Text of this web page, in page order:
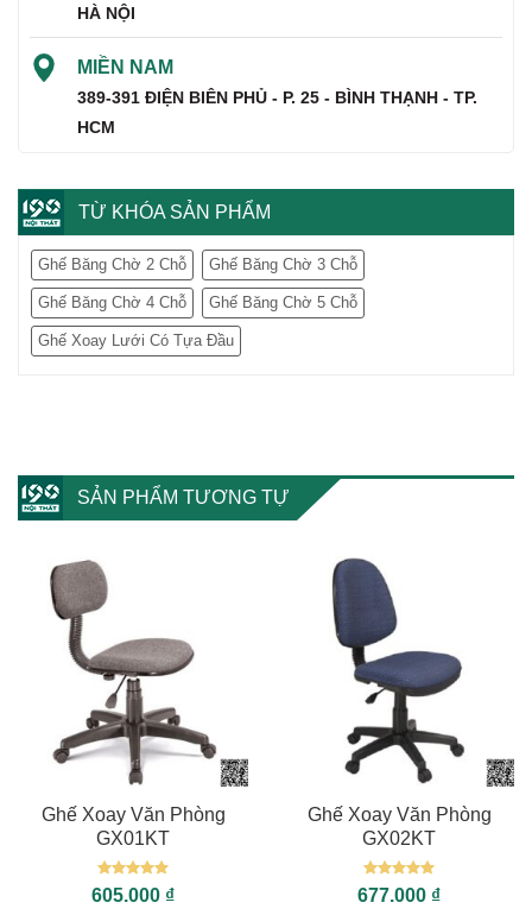
HÀ NỘI
MIỀN NAM
389-391 ĐIỆN BIÊN PHỦ - P. 25 - BÌNH THẠNH - TP.
HCM
TỪ KHÓA SẢN PHẨM
Ghế Băng Chờ 2 Chỗ Ghế Băng Chờ 3 Chỗ
Ghế Băng Chờ 4 Chỗ Ghế Băng Chờ 5 Chỗ
Ghế Xoay Lưới Có Tựa Đầu
SẢN PHẨM TƯƠNG TỰ
Ghế Xoay Văn Phòng
GX01KT
Được xếp
hạng55
605.000 ₫
Ghế Xoay Văn Phòng
GX02KT
Được xếp
hạng55
677.000 ₫